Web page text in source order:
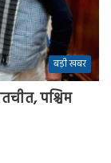
बड़ी खबर
पश्चिम